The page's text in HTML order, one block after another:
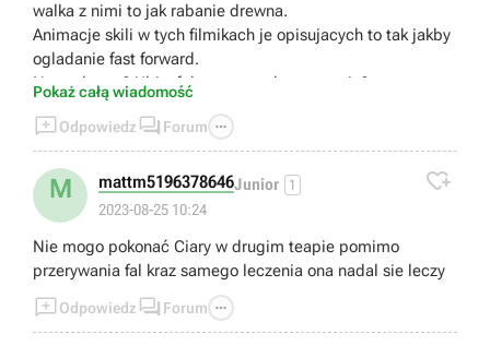
walka z nimi to jak rabanie drewna.
Animacje skili w tych filmikach je opisujacych to tak jakby
ogladanie fast forward.
Normalne to? Ubisoft komentowal ta sytuacje?
Pokaż całą wiadomość
Odpowiedz  Forum 
M mattm5196378646Junior 1
2023-08-25 10:24

Nie mogo pokonać Ciary w drugim teapie pomimo
przerywania fal kraz samego leczenia ona nadal sie leczy
Odpowiedz  Forum 